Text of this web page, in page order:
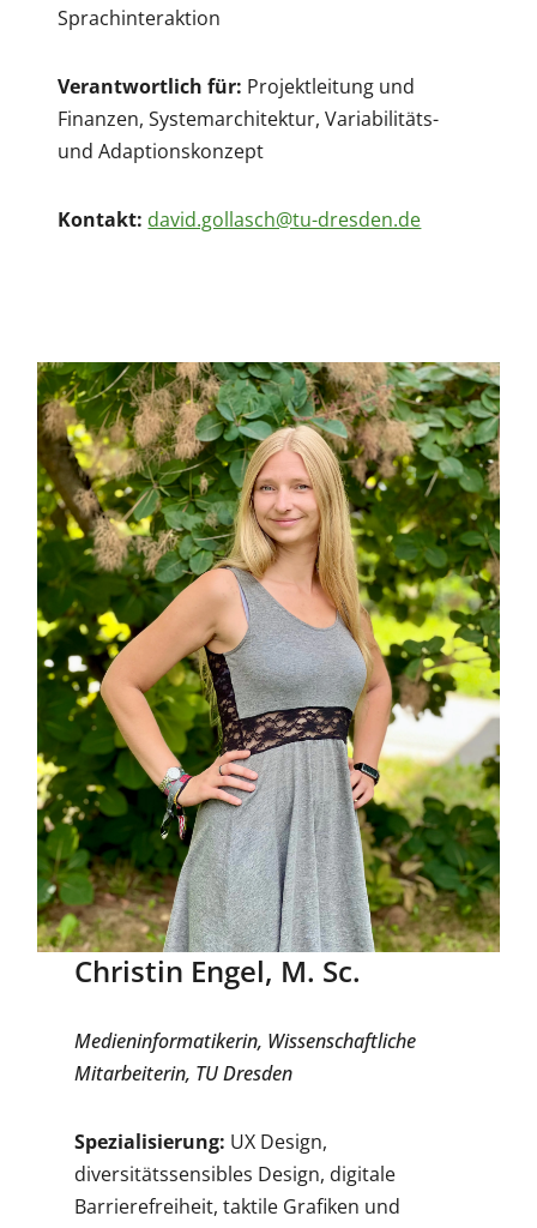
Sprachinteraktion
Verantwortlich für: Projektleitung und
Finanzen, Systemarchitektur, Variabilitäts-
und Adaptionskonzept
Kontakt: david.gollasch@tu-dresden.de
Christin Engel, M. Sc.
Medieninformatikerin, Wissenschaftliche
Mitarbeiterin, TU Dresden
Spezialisierung: UX Design,
diversitätssensibles Design, digitale
Barrierefreiheit, taktile Grafiken und